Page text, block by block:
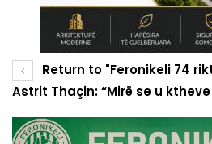
Return to "Feronikeli 74
Astrit Thaçin: “Mirë se u